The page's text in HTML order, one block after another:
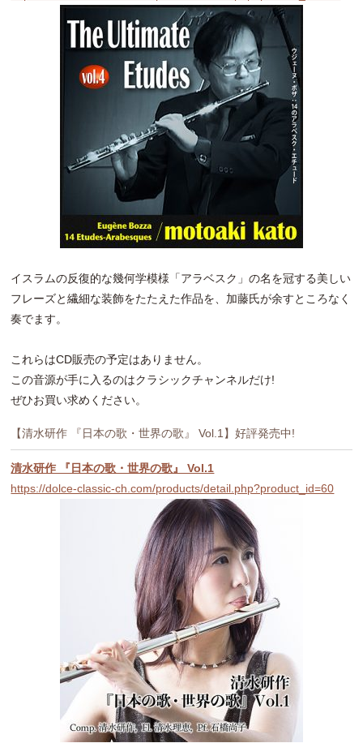
イスラムの反復的な幾何学模様「アラベスク」の名を冠する美しい
フレーズと繊細な装飾をたたえた作品を、加藤氏が余すところなく
奏でます。
これらはCD販売の予定はありません。
この音源が手に入るのはクラシックチャンネルだけ!
ぜひお買い求めください。
【清水研作 『日本の歌・世界の歌』 Vol.1】好評発売中!
清水研作 『日本の歌・世界の歌』 Vol.1
https://dolce-classic-ch.com/products/detail.php?product_id=60